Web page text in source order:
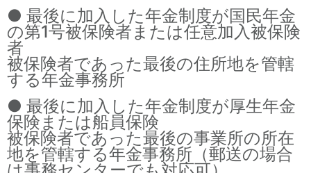
● 最後に加入した年金制度が国民年金
の第1号被保険者または任意加入被保険
者
被保険者であった最後の住所地を管轄
する年金事務所
● 最後に加入した年金制度が厚生年金
保険または船員保険
被保険者であった最後の事業所の所在
地を管轄する年金事務所（郵送の場合